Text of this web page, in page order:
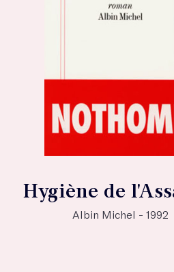
Hygiène de
Albin Michel - 1992